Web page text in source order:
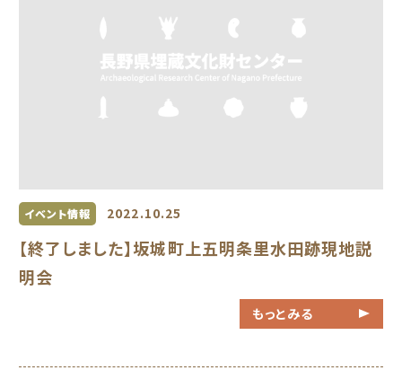
イベント情報 2022.10.25
【終了しました】坂城町上五明条里水田跡現地説
明会
もっとみる